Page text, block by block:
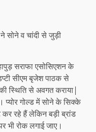
सोने व चांदी से जुड़ी
सराफा एसोसिएशन के
सीएम बृजेश पाठक से
स्थिति से अवगत कराया|
प्योर गोल्ड में सोने के सिक्के
कर रहे हैं लेकिन बड़ी ब्रांड
भी रोक लगाई जाए।